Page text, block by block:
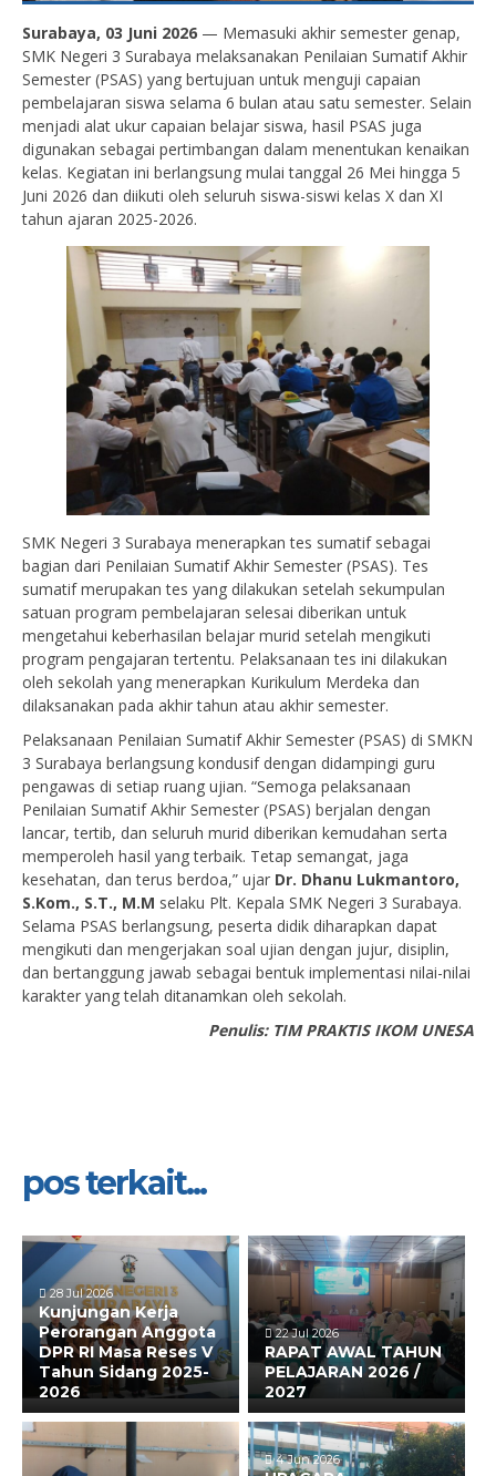
Surabaya, 03 Juni 2026 — Memasuki akhir semester genap,
SMK Negeri 3 Surabaya melaksanakan Penilaian Sumatif Akhir
Semester (PSAS) yang bertujuan untuk menguji capaian
pembelajaran siswa selama 6 bulan atau satu semester. Selain
menjadi alat ukur capaian belajar siswa, hasil PSAS juga
digunakan sebagai pertimbangan dalam menentukan kenaikan
kelas. Kegiatan ini berlangsung mulai tanggal 26 Mei hingga 5
Juni 2026 dan diikuti oleh seluruh siswa-siswi kelas X dan XI
tahun ajaran 2025-2026.
SMK Negeri 3 Surabaya menerapkan tes sumatif sebagai
bagian dari Penilaian Sumatif Akhir Semester (PSAS). Tes
sumatif merupakan tes yang dilakukan setelah sekumpulan
satuan program pembelajaran selesai diberikan untuk
mengetahui keberhasilan belajar murid setelah mengikuti
program pengajaran tertentu. Pelaksanaan tes ini dilakukan
oleh sekolah yang menerapkan Kurikulum Merdeka dan
dilaksanakan pada akhir tahun atau akhir semester.
Pelaksanaan Penilaian Sumatif Akhir Semester (PSAS) di SMKN
3 Surabaya berlangsung kondusif dengan didampingi guru
pengawas di setiap ruang ujian. “Semoga pelaksanaan
Penilaian Sumatif Akhir Semester (PSAS) berjalan dengan
lancar, tertib, dan seluruh murid diberikan kemudahan serta
memperoleh hasil yang terbaik. Tetap semangat, jaga
kesehatan, dan terus berdoa,” ujar Dr. Dhanu Lukmantoro,
S.Kom., S.T., M.M selaku Plt. Kepala SMK Negeri 3 Surabaya.
Selama PSAS berlangsung, peserta didik diharapkan dapat
mengikuti dan mengerjakan soal ujian dengan jujur, disiplin,
dan bertanggung jawab sebagai bentuk implementasi nilai-nilai
karakter yang telah ditanamkan oleh sekolah.
Penulis: TIM PRAKTIS IKOM UNESA
pos terkait...
28 Jul 2026
Kunjungan Kerja
Perorangan Anggota
DPR RI Masa Reses V
Tahun Sidang 2025-
2026
22 Jul 2026
RAPAT AWAL TAHUN
PELAJARAN 2026 /
2027
4 Jun 2026